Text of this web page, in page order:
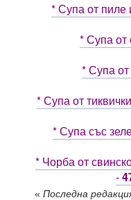
* Супа от пиле
* Супа от
* Супа от
* Супа от
* Супа със
* Чорба от
-
« Последна